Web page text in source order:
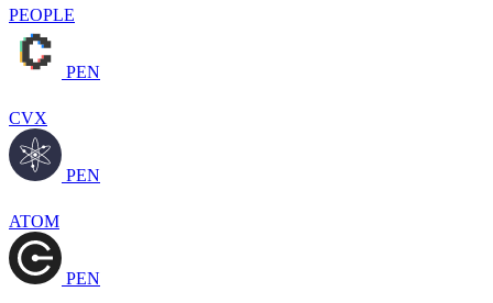
PEOPLE
PEN
CVX
PEN
ATOM
PEN